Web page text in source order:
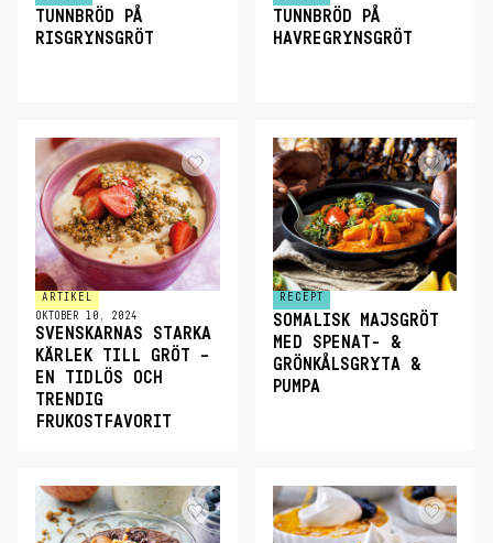
TUNNBRÖD PÅ
RISGRYNSGRÖT
TUNNBRÖD PÅ
HAVREGRYNSGRÖT
ARTIKEL
OKTOBER 10, 2024
SVENSKARNAS STARKA
KÄRLEK TILL GRÖT –
EN TIDLÖS OCH
TRENDIG
FRUKOSTFAVORIT
RECEPT
SOMALISK MAJSGRÖT
MED SPENAT- &
GRÖNKÅLSGRYTA &
PUMPA